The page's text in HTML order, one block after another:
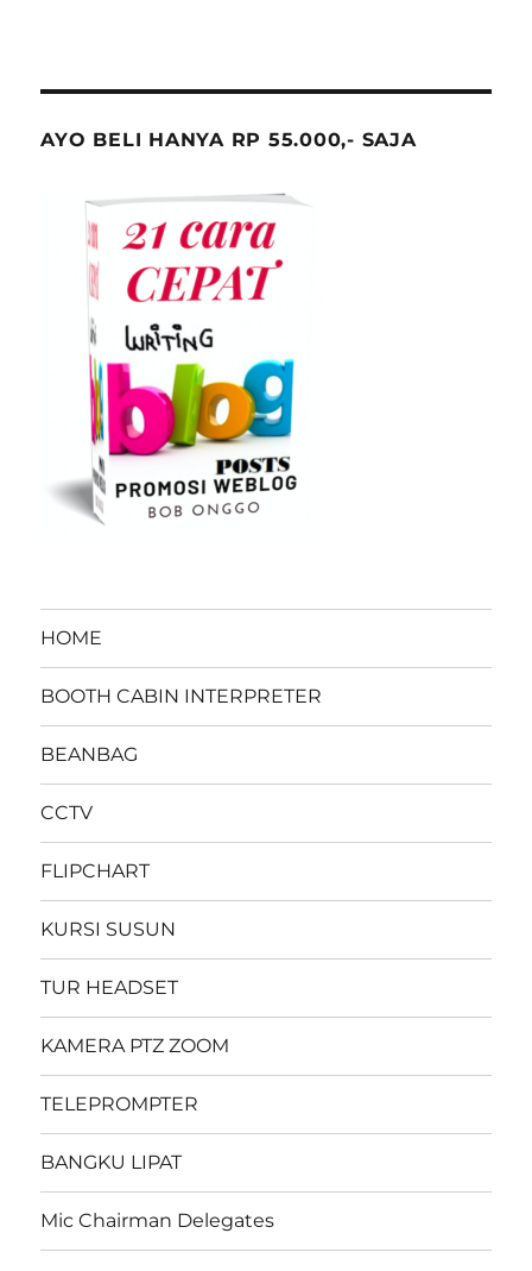
AYO BELI HANYA RP 55.000,- SAJA
HOME
BOOTH CABIN INTERPRETER
BEANBAG
CCTV
FLIPCHART
KURSI SUSUN
TUR HEADSET
KAMERA PTZ ZOOM
TELEPROMPTER
BANGKU LIPAT
Mic Chairman Delegates